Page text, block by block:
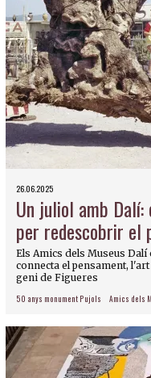
26.06.2025
Un juliol amb
per redescobrir el
Els Amics dels Museus
connecta el pensament,
geni de Figueres
50 anys monument Pujols Amics dels